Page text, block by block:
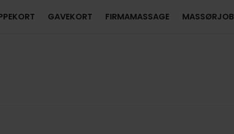
GAVEKORT FIRMAMASSAGE MASSØRJOB